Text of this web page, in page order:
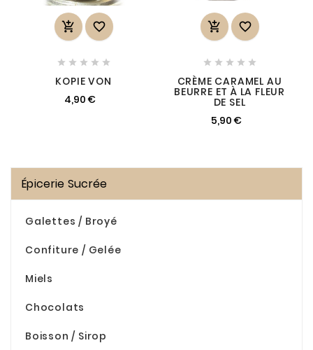
 
    
KOPIE VON
4,90 €
 
    
CRÈME CARAMEL AU
BEURRE ET À LA FLEUR
DE SEL
5,90 €
Épicerie Sucrée
Galettes / Broyé
Confiture / Gelée
Miels
Chocolats
Boisson / Sirop